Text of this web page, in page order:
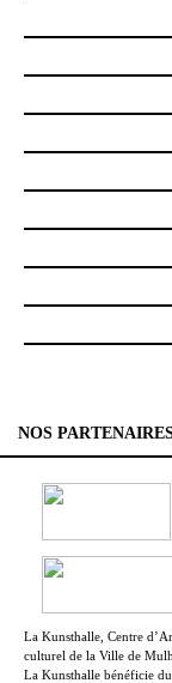
NOS
La Kunsthalle, Centre
culturel de la Ville de
La Kunsthalle bénéficie